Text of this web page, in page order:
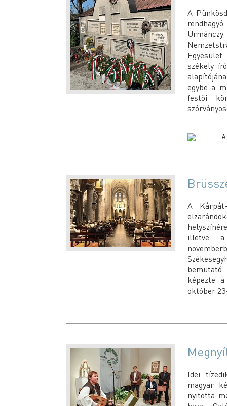
A
székely
egybe a
festői
A
illetve a
képezte
október
Idei
magyar
nyitotta